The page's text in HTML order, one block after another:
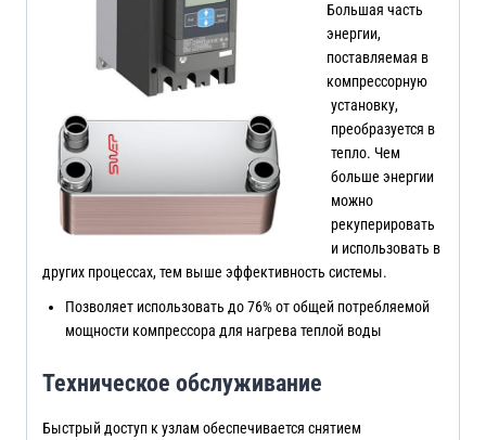
Большая часть
энергии,
поставляемая в
компрессорную
установку,
преобразуется в
тепло. Чем
больше энергии
можно
рекуперировать
и использовать в
других процессах, тем выше эффективность системы.
Позволяет использовать до 76% от общей потребляемой
мощности компрессора для нагрева теплой воды
Техническое обслуживание
Быстрый доступ к узлам обеспечивается снятием